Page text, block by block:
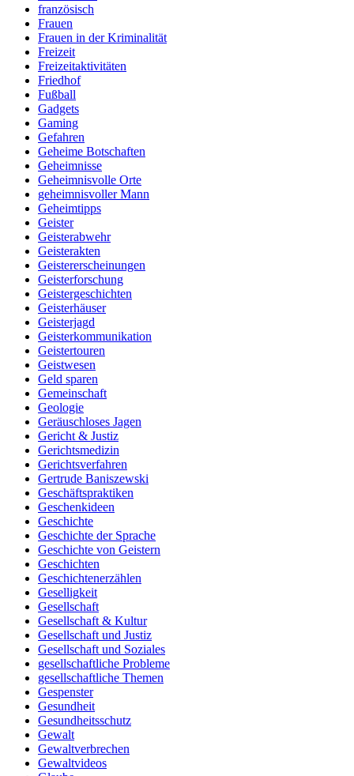
französisch
Frauen
Frauen in der Kriminalität
Freizeit
Freizeitaktivitäten
Friedhof
Fußball
Gadgets
Gaming
Gefahren
Geheime Botschaften
Geheimnisse
Geheimnisvolle Orte
geheimnisvoller Mann
Geheimtipps
Geister
Geisterabwehr
Geisterakten
Geistererscheinungen
Geisterforschung
Geistergeschichten
Geisterhäuser
Geisterjagd
Geisterkommunikation
Geistertouren
Geistwesen
Geld sparen
Gemeinschaft
Geologie
Geräuschloses Jagen
Gericht & Justiz
Gerichtsmedizin
Gerichtsverfahren
Gertrude Baniszewski
Geschäftspraktiken
Geschenkideen
Geschichte
Geschichte der Sprache
Geschichte von Geistern
Geschichten
Geschichtenerzählen
Geselligkeit
Gesellschaft
Gesellschaft & Kultur
Gesellschaft und Justiz
Gesellschaft und Soziales
gesellschaftliche Probleme
gesellschaftliche Themen
Gespenster
Gesundheit
Gesundheitsschutz
Gewalt
Gewaltverbrechen
Gewaltvideos